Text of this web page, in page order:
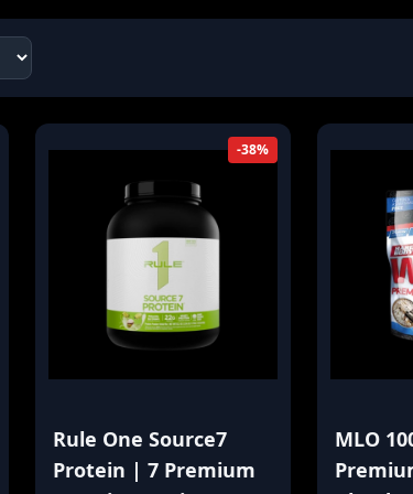
Προβολή όλων των αποτελεσμάτων
-38%
Rule One Source7
Protein | 7 Premium
MLO